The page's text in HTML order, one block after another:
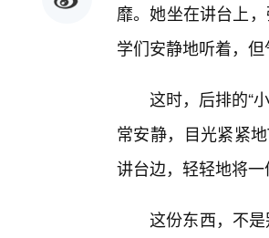
靡。她坐在讲台上
学们安静地听着，
这时，后排的“
常安静，目光紧紧
讲台边，轻轻地将
这份东西，不